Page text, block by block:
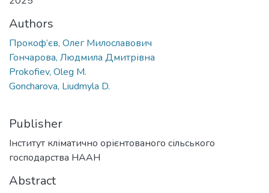
Authors
Прокоф’єв, Олег Милославович
Гончарова, Людмила Дмитрівна
Prokofiev, Oleg M.
Goncharova, Liudmyla D.
Publisher
Інститут кліматично орієнтованого сільського
господарства НААН
Abstract